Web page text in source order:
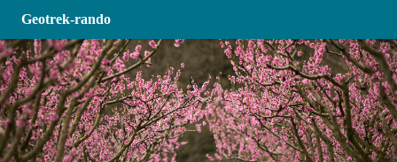
Geotrek-rando